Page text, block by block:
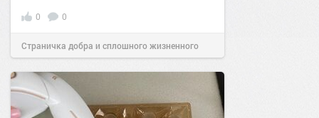
0 0
Страничка добра и сплошного жизненного
позитива!17:38Вчера